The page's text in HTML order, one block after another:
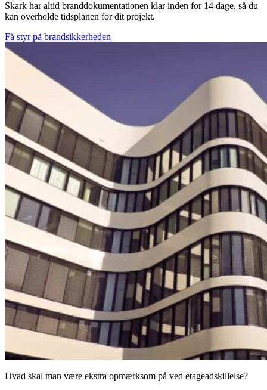
Skark har altid branddokumentationen klar inden for 14 dage, så du
kan overholde tidsplanen for dit projekt.
Få styr på brandsikkerheden
Hvad skal man være ekstra opmærksom på ved etageadskillelse?